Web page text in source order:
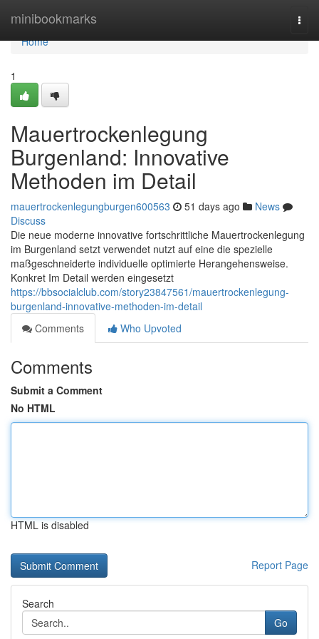
minibookmarks
Home
Home
1
Mauertrockenlegung
Burgenland: Innovative
Methoden im Detail
mauertrockenlegungburgen600563 51 days ago
News
Discuss
Die neue moderne innovative fortschrittliche Mauertrockenlegung
im Burgenland setzt verwendet nutzt auf eine die spezielle
maßgeschneiderte individuelle optimierte Herangehensweise.
Konkret Im Detail werden eingesetzt
https://bbsocialclub.com/story23847561/mauertrockenlegung-
burgenland-innovative-methoden-im-detail
Comments
Who Upvoted
Comments
Submit a Comment
No HTML
HTML is disabled
Report Page
Search
Go